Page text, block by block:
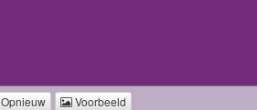
Opnieuw Voorbeeld